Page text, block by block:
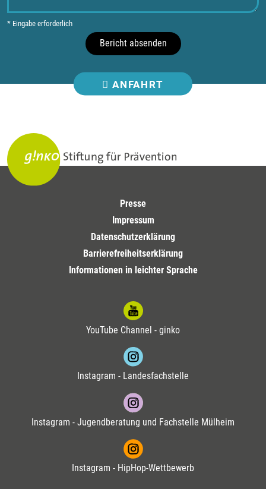
* Eingabe erforderlich
Bericht absenden
ANFAHRT
Presse
Impressum
Datenschutzerklärung
Barrierefreiheitserklärung
Informationen in leichter Sprache
YouTube Channel - ginko
Instagram - Landesfachstelle
Instagram - Jugendberatung und Fachstelle Mülheim
Instagram - HipHop-Wettbewerb